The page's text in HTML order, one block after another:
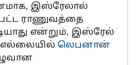
இஸ்ரேலால்
ராணுவத்தை
என்றும், இஸ்ரேல்
எல்லையில் லெபனான்